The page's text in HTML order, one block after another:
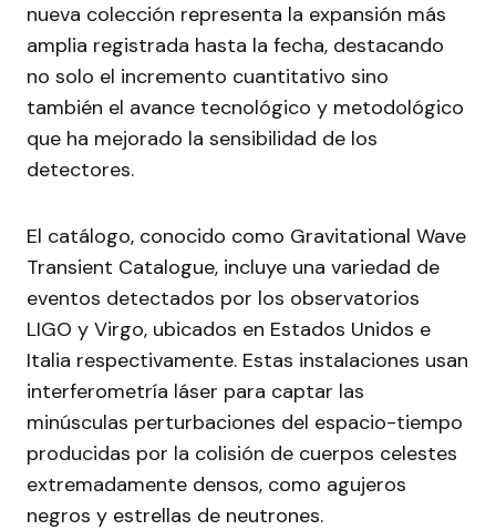
nueva colección representa la expansión más
amplia registrada hasta la fecha, destacando
no solo el incremento cuantitativo sino
también el avance tecnológico y metodológico
que ha mejorado la sensibilidad de los
detectores.
El catálogo, conocido como Gravitational Wave
Transient Catalogue, incluye una variedad de
eventos detectados por los observatorios
LIGO y Virgo, ubicados en Estados Unidos e
Italia respectivamente. Estas instalaciones usan
interferometría láser para captar las
minúsculas perturbaciones del espacio-tiempo
producidas por la colisión de cuerpos celestes
extremadamente densos, como agujeros
negros y estrellas de neutrones.